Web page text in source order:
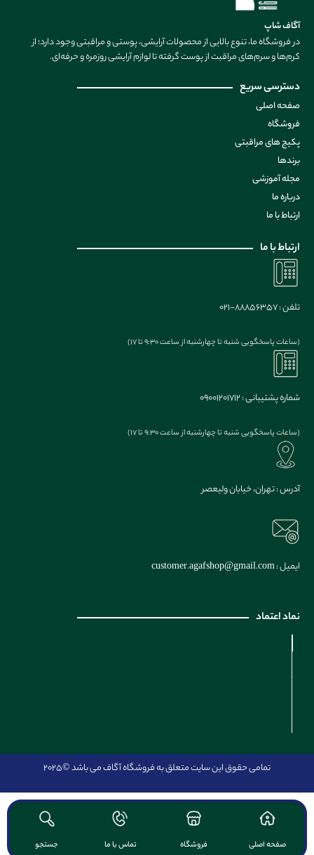
در فروشگاه ما، تنوع بالایی از محصولات آرایشی، پوستی و مراقبتی وجود دارد؛ از
کرم‌ها و سرم‌های مراقبت از پوست گرفته تا لوازم آرایشی روزمره و حرفه‌ای.
آگاف شاپ
دسترسی سریع
صفحه اصلی
فروشگاه
پکیج های مراقبتی
برندها
مجله آموزشی
درباره ما
ارتباط با ما
ارتباط با ما
تلفن : 88856357-021
(ساعات پاسخگویی شنبه تا چهارشنبه از ساعت 9:30 تا 17)
شماره پشتیبانی : 09001201712
(ساعات پاسخگویی شنبه تا چهارشنبه از ساعت 9:30 تا 17)
آدرس : تهران، خیابان ولیعصر
ایمیل : customer.agafshop@gmail.com
نماد اعتماد
تمامی حقوق این سایت متعلق به فروشگاه آگاف می باشد©2025
جستجو تماس با ما فروشگاه صفحه اصلی